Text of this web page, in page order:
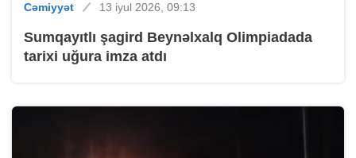
Cəmiyyət 13 iyul 2026, 09:13
Sumqayıtlı şagird Beynəlxalq Olimpiadada
tarixi uğura imza atdı